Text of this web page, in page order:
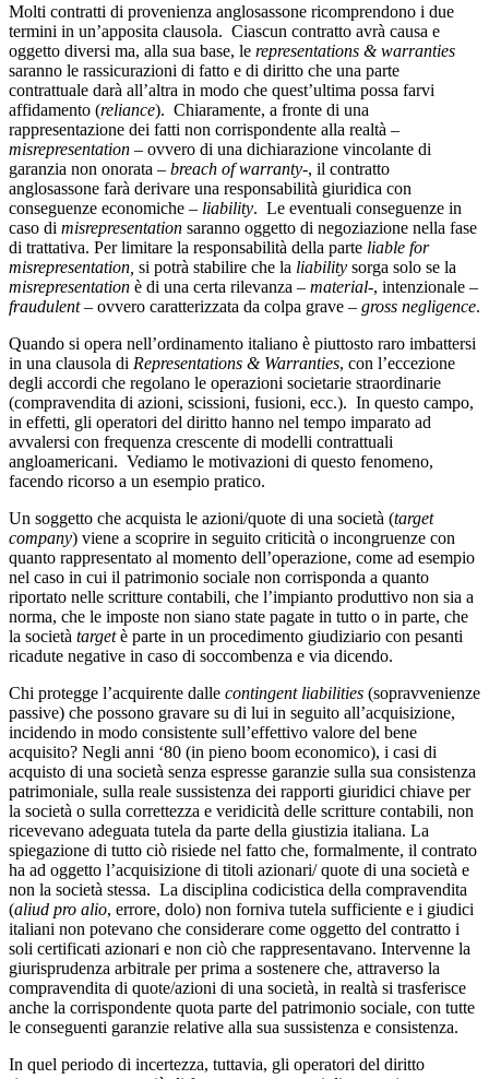
Molti contratti di provenienza anglosassone ricomprendono i due
termini in un’apposita clausola. Ciascun contratto avrà causa e
oggetto diversi ma, alla sua base, le representations & warranties
saranno le rassicurazioni di fatto e di diritto che una parte
contrattuale darà all’altra in modo che quest’ultima possa farvi
affidamento (reliance). Chiaramente, a fronte di una
rappresentazione dei fatti non corrispondente alla realtà –
misrepresentation – ovvero di una dichiarazione vincolante di
garanzia non onorata – breach of warranty-, il contratto
anglosassone farà derivare una responsabilità giuridica con
conseguenze economiche – liability. Le eventuali conseguenze in
caso di misrepresentation saranno oggetto di negoziazione nella fase
di trattativa. Per limitare la responsabilità della parte liable for
misrepresentation, si potrà stabilire che la liability sorga solo se la
misrepresentation è di una certa rilevanza – material-, intenzionale –
fraudulent– ovvero caratterizzata da colpa grave – gross negligence.
Quando si opera nell’ordinamento italiano è piuttosto raro imbattersi
in una clausola di Representations & Warranties, con l’eccezione
degli accordi che regolano le operazioni societarie straordinarie
(compravendita di azioni, scissioni, fusioni, ecc.). In questo campo,
in effetti, gli operatori del diritto hanno nel tempo imparato ad
avvalersi con frequenza crescente di modelli contrattuali
angloamericani. Vediamo le motivazioni di questo fenomeno,
facendo ricorso a un esempio pratico.
Un soggetto che acquista le azioni/quote di una società (target
company) viene a scoprire in seguito criticità o incongruenze con
quanto rappresentato al momento dell’operazione, come ad esempio
nel caso in cui il patrimonio sociale non corrisponda a quanto
riportato nelle scritture contabili, che l’impianto produttivo non sia a
norma, che le imposte non siano state pagate in tutto o in parte, che
la società targetè parte in un procedimento giudiziario con pesanti
ricadute negative in caso di soccombenza e via dicendo.
Chi protegge l’acquirente dalle contingent liabilities (sopravvenienze
passive) che possono gravare su di lui in seguito all’acquisizione,
incidendo in modo consistente sull’effettivo valore del bene
acquisito? Negli anni ‘80 (in pieno boom economico), i casi di
acquisto di una società senza espresse garanzie sulla sua consistenza
patrimoniale, sulla reale sussistenza dei rapporti giuridici chiave per
la società o sulla correttezza e veridicità delle scritture contabili, non
ricevevano adeguata tutela da parte della giustizia italiana. La
spiegazione di tutto ciò risiede nel fatto che, formalmente, il contrato
ha ad oggetto l’acquisizione di titoli azionari/ quote di una società e
non la società stessa. La disciplina codicistica della compravendita
(aliud pro alio, errore, dolo) non forniva tutela sufficiente e i giudici
italiani non potevano che considerare come oggetto del contratto i
soli certificati azionari e non ciò che rappresentavano. Intervenne la
giurisprudenza arbitrale per prima a sostenere che, attraverso la
compravendita di quote/azioni di una società, in realtà si trasferisce
anche la corrispondente quota parte del patrimonio sociale, con tutte
le conseguenti garanzie relative alla sua sussistenza e consistenza.
In quel periodo di incertezza, tuttavia, gli operatori del diritto